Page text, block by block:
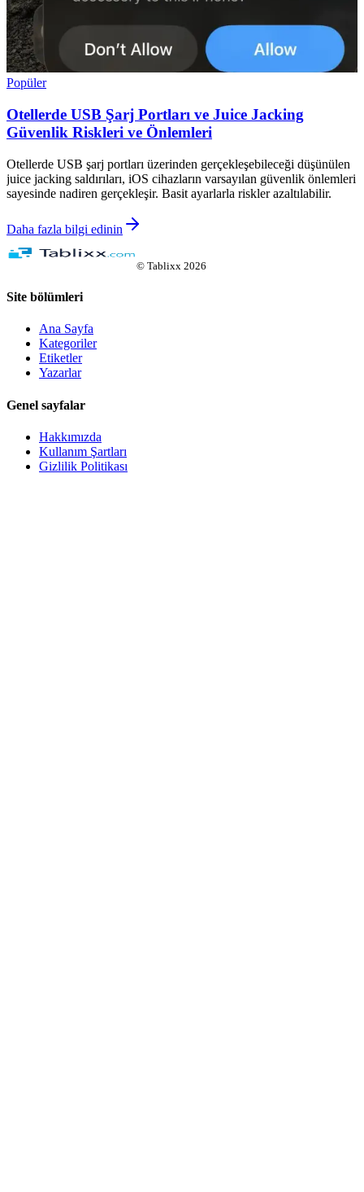
Popüler
Otellerde USB Şarj Portları ve Juice Jacking
Güvenlik Riskleri ve Önlemleri
Otellerde USB şarj portları üzerinden gerçekleşebileceği düşünülen
juice jacking saldırıları, iOS cihazların varsayılan güvenlik önlemleri
sayesinde nadiren gerçekleşir. Basit ayarlarla riskler azaltılabilir.
Daha fazla bilgi edinin
© Tablixx 2026
Site bölümleri
Ana Sayfa
Kategoriler
Etiketler
Yazarlar
Genel sayfalar
Hakkımızda
Kullanım Şartları
Gizlilik Politikası